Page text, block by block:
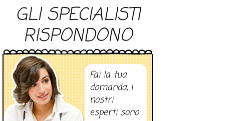
GLI SPECIALISTI
RISPONDONO
Fai la tua
domanda, i
nostri
esperti sono